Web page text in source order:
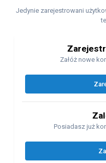
Jedynie zarejestrowani
Załóż nowe
Posiadasz już